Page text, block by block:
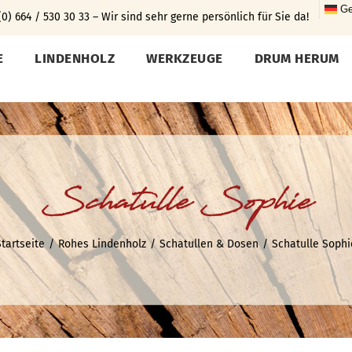
664 / 530 30 33 – Wir sind sehr gerne persönlich für Sie da!
LINDENHOLZ WERKZEUGE DRUM HERUM
Schatulle Sophie
Rohes Lindenholz Schatullen & Dosen Schatulle